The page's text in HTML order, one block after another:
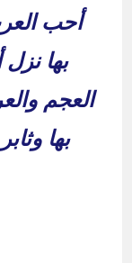
أحب
بها
العجم
بها